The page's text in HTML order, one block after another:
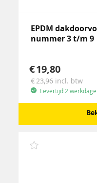
EPDM
nummer 3 t/m 9
19,80
23,96 incl. btw
Levertijd 2